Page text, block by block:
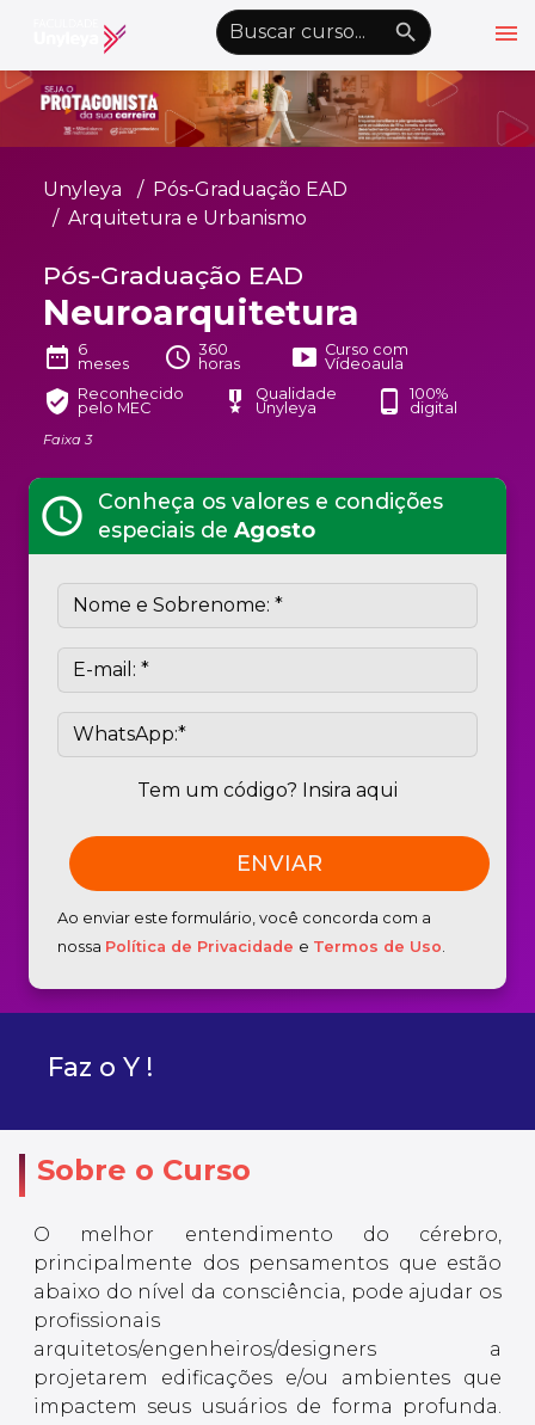
menu
emoji_objectsAlto Contraste nights_stay wb_sunny
Graduação EAD
Pós-Graduação EAD
Atualização Profissional
Conheça a Unyleyakeyboard_arrow_down
Alianças Acadêmicas
Convênioskeyboard_arrow_down
UnyVantagens
personÁrea do Aluno schoolQuero ser Aluno
Unyleya
Pós-Graduação EAD
Arquitetura e Urbanismo
Pós-Graduação EAD
Neuroarquitetura
date_range 6
meses
schedule 360
horas
smart_display Curso com
Vídeoaula
verified_user Reconhecido
pelo MEC
military_tech
Qualidade
Unyleya
phone_android
100%
digital
Faixa 3
schedule
Conheça os valores e condições
especiais de Agosto
Tem um código? Insira aqui
Ao enviar este formulário, você concorda com a
nossa Política de Privacidade e Termos de Uso.
Faz o Y !
Sobre o Curso
O melhor entendimento do cérebro,
principalmente dos pensamentos que estão
abaixo do nível da consciência, pode ajudar os
profissionais
arquitetos/engenheiros/designers a
projetarem edificações e/ou ambientes que
impactem seus usuários de forma profunda.